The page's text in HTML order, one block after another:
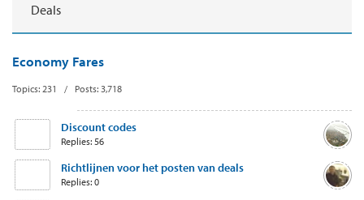
Deals
Economy Fares
Topics: 231 / Posts: 3,718
Discount codes
Replies: 56
Richtlijnen voor het posten van deals
Replies: 0